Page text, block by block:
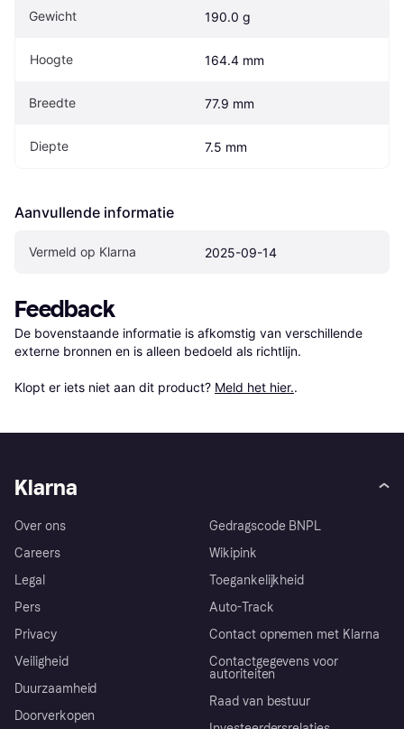
Gewicht 190.0 g
Hoogte 164.4 mm
Breedte 77.9 mm
Diepte 7.5 mm
Aanvullende informatie
Vermeld op Klarna 2025-09-14
Feedback
De bovenstaande informatie is afkomstig van verschillende
externe bronnen en is alleen bedoeld als richtlijn.
Klopt er iets niet aan dit product? Meld het hier..
Klarna
Over ons
Careers
Legal
Pers
Privacy
Veiligheid
Duurzaamheid
Doorverkopen
Gedragscode BNPL
Wikipink
Toegankelijkheid
Auto-Track
Contact opnemen met Klarna
Contactgegevens voor
autoriteiten
Raad van bestuur